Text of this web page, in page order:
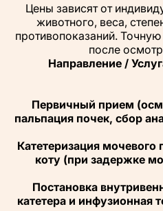
Цены зависят от
животного, веса,
противопоказаний.
после
Направление /
Первичный прием
пальпация почек, сбор
Катетеризация мочевого
коту (при задержке
Постановка
катетера и инфузионная